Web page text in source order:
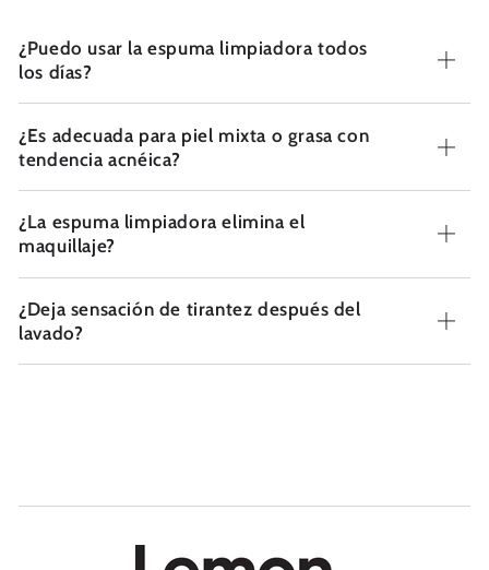
¿Puedo usar la espuma limpiadora todos
los días?
¿Es adecuada para piel mixta o grasa con
tendencia acnéica?
¿La espuma limpiadora elimina el
maquillaje?
¿Deja sensación de tirantez después del
lavado?